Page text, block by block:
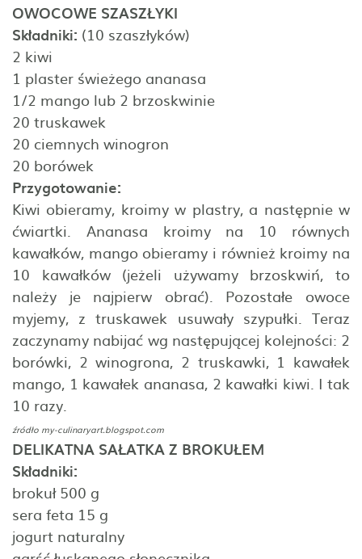
OWOCOWE SZASZŁYKI
Składniki: (10 szaszłyków)
2 kiwi
1 plaster świeżego ananasa
1/2 mango lub 2 brzoskwinie
20 truskawek
20 ciemnych winogron
20 borówek
Przygotowanie:
Kiwi obieramy, kroimy w plastry, a następnie w
ćwiartki. Ananasa kroimy na 10 równych
kawałków, mango obieramy i również kroimy na
10 kawałków (jeżeli używamy brzoskwiń, to
należy je najpierw obrać). Pozostałe owoce
myjemy, z truskawek usuwały szypułki. Teraz
zaczynamy nabijać wg następującej kolejności: 2
borówki, 2 winogrona, 2 truskawki, 1 kawałek
mango, 1 kawałek ananasa, 2 kawałki kiwi. I tak
10 razy.
źródło my-culinaryart.blogspot.com
DELIKATNA SAŁATKA Z BROKUŁEM
Składniki:
brokuł 500 g
sera feta 15 g
jogurt naturalny